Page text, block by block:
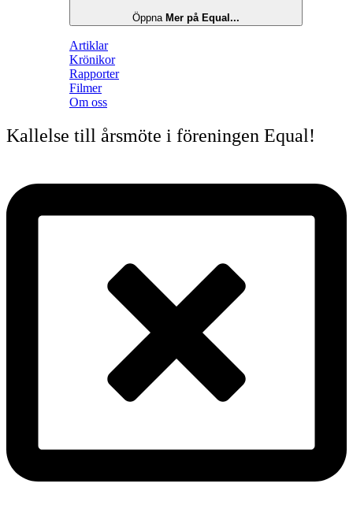
Öppna Mer på Equal...
Artiklar
Krönikor
Rapporter
Filmer
Om oss
Kallelse till årsmöte i föreningen Equal!